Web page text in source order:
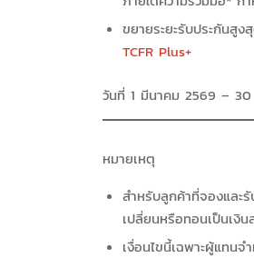
ขยายระยะรับประกัน
TCFR Plus+
วันที่ 1 มีนาคม 2569 –
หมายเหตุ
สำหรับลูกค้าที่จองแล
เปลี่ยนหรือทอนเป็นเงิน
เงื่อนไขนี้เฉพาะผู้แทนจ